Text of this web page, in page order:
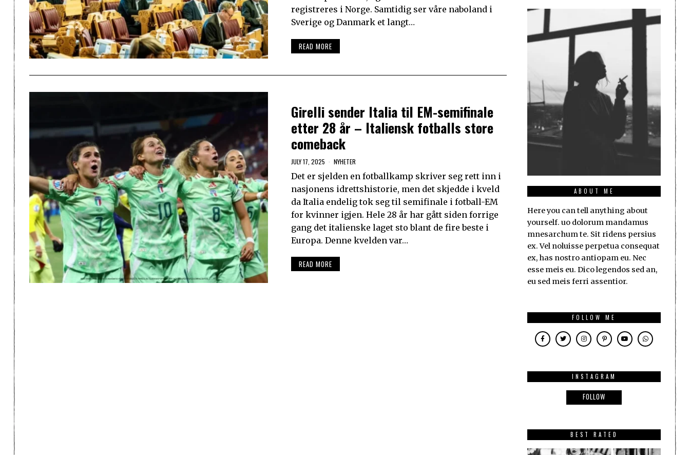
registreres i Norge. Samtidig ser våre naboland i
Sverige og Danmark et langt…
READ MORE
Girelli sender Italia til EM-semifinale
etter 28 år – Italiensk fotballs store
comeback
JULY 17, 2025 NYHETER
Det er sjelden en fotballkamp skriver seg rett inn i
nasjonens idrettshistorie, men det skjedde i kveld
da Italia endelig tok seg til semifinale i fotball-EM
for kvinner igjen. Hele 28 år har gått siden forrige
gang det italienske laget sto blant de fire beste i
Europa. Denne kvelden var…
READ MORE
ABOUT ME
Here you can tell anything about
yourself. uo dolorum mandamus
mnesarchum te. Sit ridens persius
ex. Vel noluisse perpetua consequat
ex, has nostro antiopam eu. Nec
esse meis eu. Dico legendos sed an,
eu sed meis ferri assentior.
FOLLOW ME
INSTAGRAM
FOLLOW
BEST RATED